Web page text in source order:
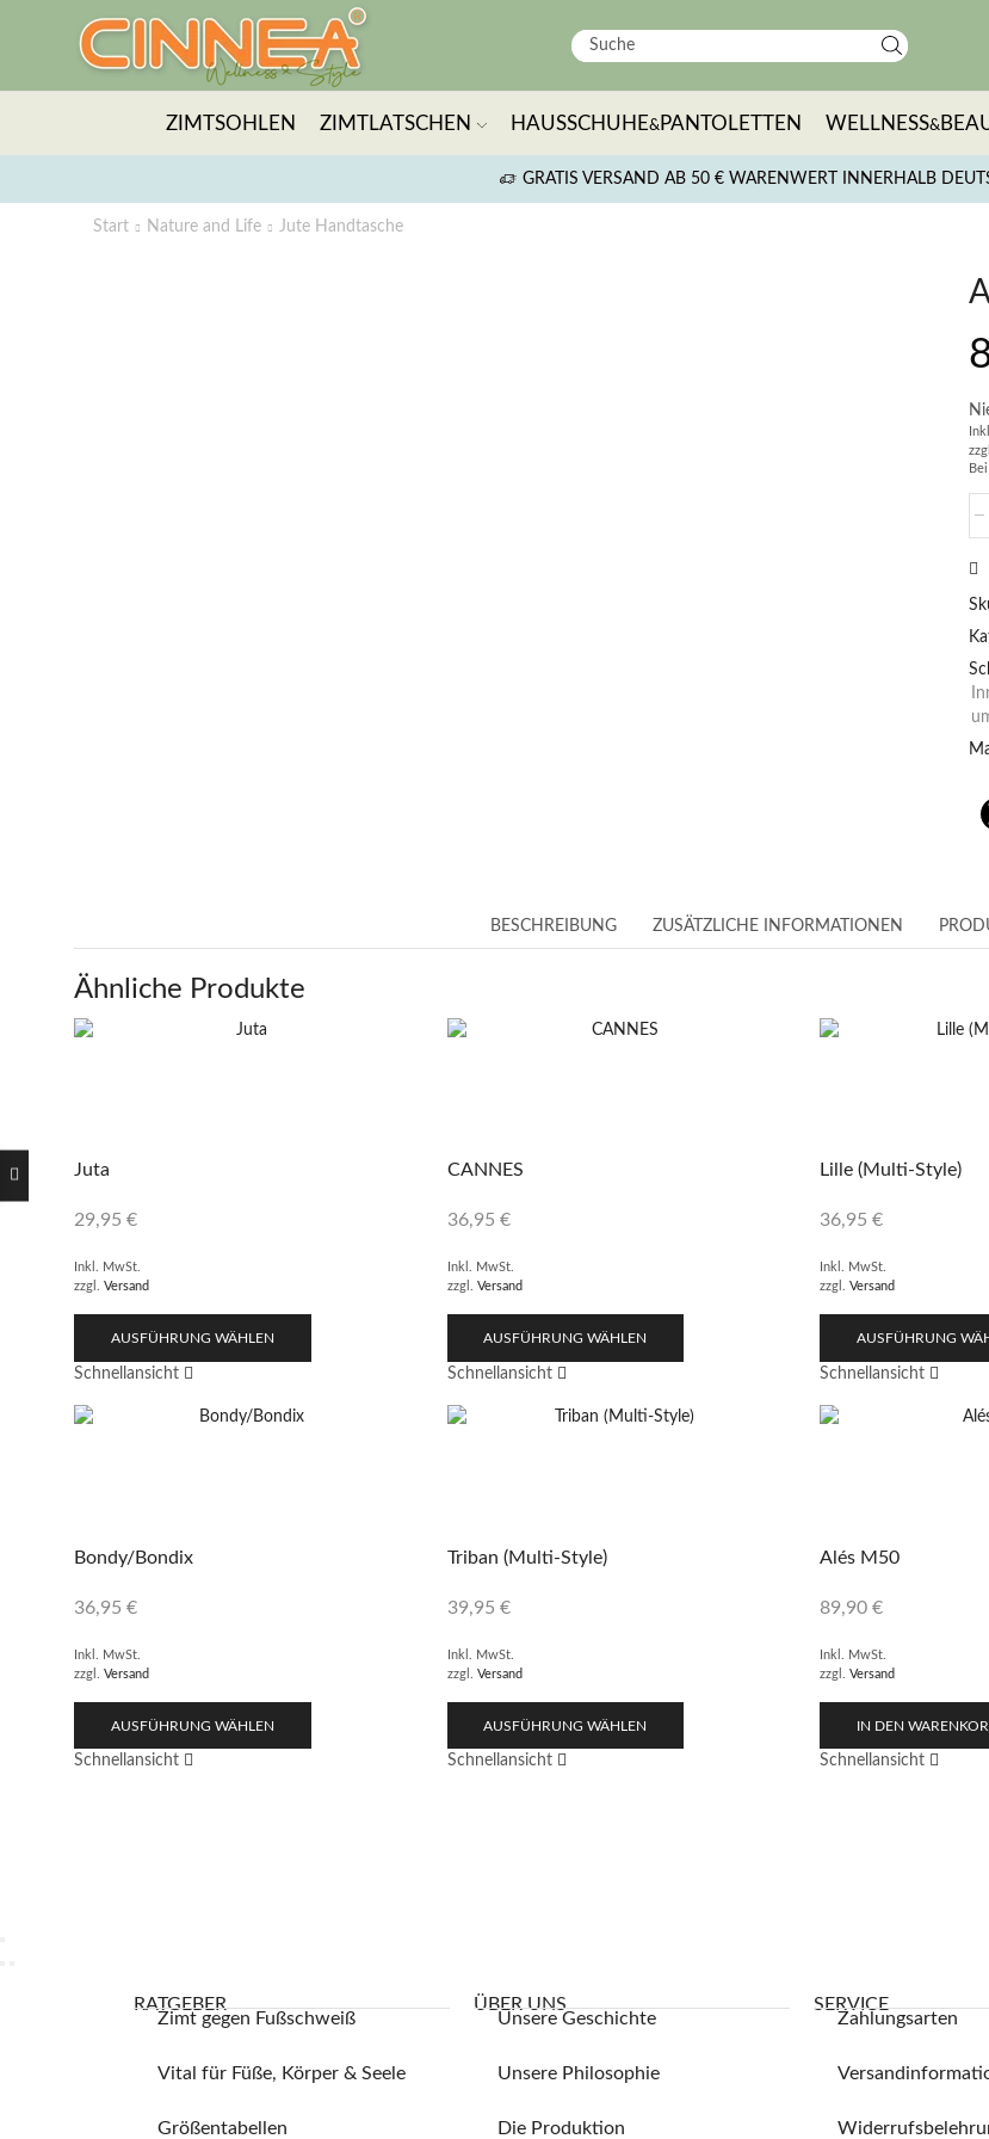
ZIMTSOHLEN ZIMTLATSCHEN HAUSSCHUHE& PANTOLETTEN WELLNESS&
GRATIS VERSAND AB 50 € WARENWERT INNERHALB
Start Nature and Life Jute Handtasche
BESCHREIBUNG ZUSÄTZLICHE INFORMATIONEN
Ähnliche Produkte
Juta
29,95 €
Inkl. MwSt.
zzgl. Versand
AUSFÜHRUNG WÄHLEN
Schnellansicht
CANNES
36,95 €
Inkl. MwSt.
zzgl. Versand
AUSFÜHRUNG WÄHLEN
Schnellansicht
Lille (Multi-Style)
36,95 €
Inkl. MwSt.
zzgl. Versand
AUSFÜHRUNG
Schnellansicht
Bondy/Bondix
36,95 €
Inkl. MwSt.
zzgl. Versand
AUSFÜHRUNG WÄHLEN
Schnellansicht
Triban (Multi-Style)
39,95 €
Inkl. MwSt.
zzgl. Versand
AUSFÜHRUNG WÄHLEN
Schnellansicht
Alés M50
89,90 €
Inkl. MwSt.
zzgl. Versand
IN DEN
Schnellansicht
RATGEBER
Zimt gegen Fußschweiß
Vital für Füße, Körper & Seele
Größentabellen
ÜBER UNS
Unsere Geschichte
Unsere Philosophie
Die Produktion
SERVICE
Zahlungsarten